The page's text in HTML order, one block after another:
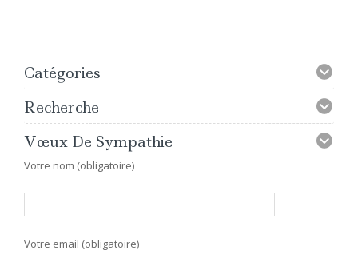
Catégories
Recherche
Vœux De Sympathie
Votre nom (obligatoire)
Votre email (obligatoire)